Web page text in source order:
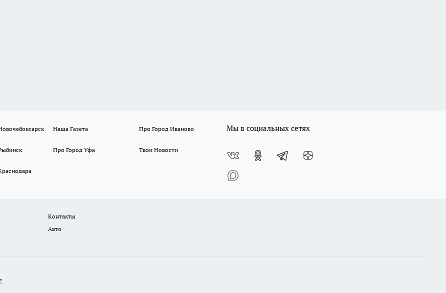
Наша Газета Про Город Иваново
Про Город Уфа Твои Новости
Мы в социальных сетях
Контакты
Авто